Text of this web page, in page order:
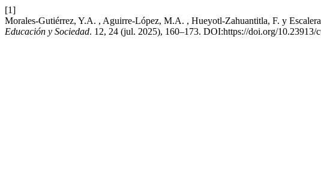
[1]
Morales-Gutiérrez, Y.A. , Aguirre-López, M.A. , Hueyotl-Zahuantitla, F. y
Educación y Sociedad. 12, 24 (jul. 2025), 160–173. DOI:https://doi.org/10.23913/